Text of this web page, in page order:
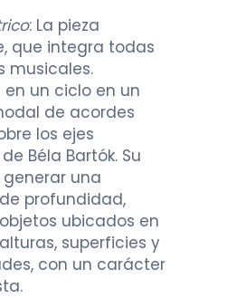
: La pieza
que integra todas
musicales.
un ciclo en un
de acordes
los ejes
Béla Bartók. Su
una
profundidad,
ubicados en
superficies y
con un carácter